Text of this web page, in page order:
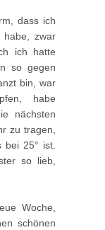
dass ich
habe, zwar
ich hatte
so gegen
bin, war
habe
nächsten
zu tragen,
bei 25° ist.
so lieb,
Woche,
schönen